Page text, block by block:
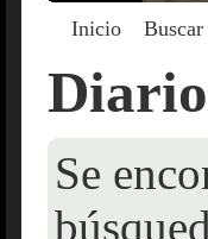
Inicio Buscar
Se